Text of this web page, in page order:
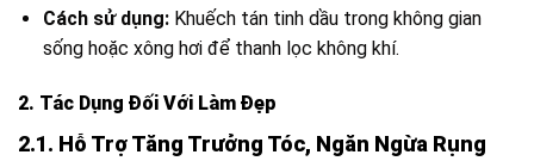
Cách sử dụng:Khuếch tán tinh dầu trong không gian
sống hoặc xông hơi để thanh lọc không khí.
2. Tác Dụng Đối Với Làm Đẹp
2.1. Hỗ Trợ Tăng Trưởng Tóc, Ngăn Ngừa Rụng